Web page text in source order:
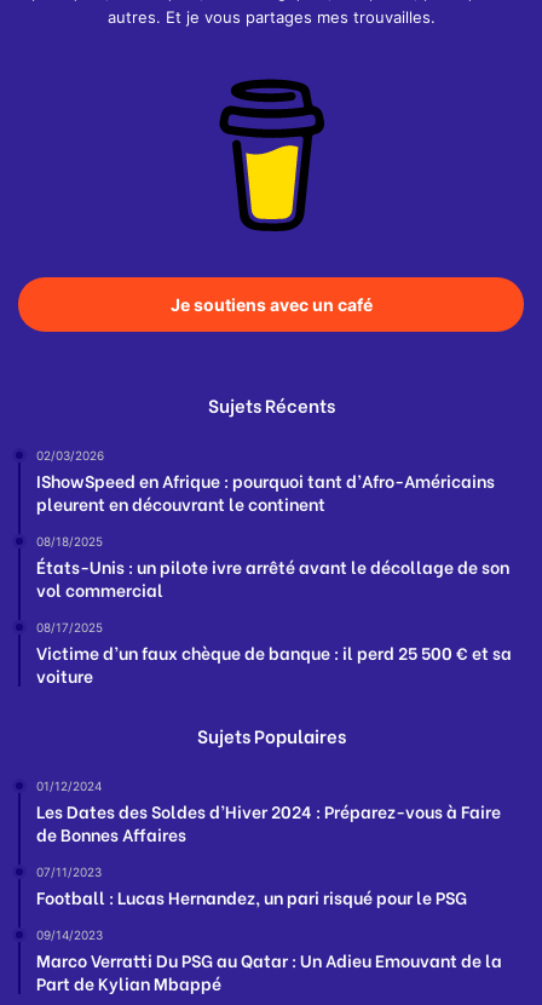
autres. Et je vous partages mes trouvailles.
Je soutiens avec un café
Sujets Récents
02/03/2026
IShowSpeed en Afrique : pourquoi tant d’Afro-Américains
pleurent en découvrant le continent
08/18/2025
États-Unis : un pilote ivre arrêté avant le décollage de son
vol commercial
08/17/2025
Victime d’un faux chèque de banque : il perd 25 500 € et sa
voiture
Sujets Populaires
01/12/2024
Les Dates des Soldes d’Hiver 2024 : Préparez-vous à Faire
de Bonnes Affaires
07/11/2023
Football : Lucas Hernandez, un pari risqué pour le PSG
09/14/2023
Marco Verratti Du PSG au Qatar : Un Adieu Emouvant de la
Part de Kylian Mbappé